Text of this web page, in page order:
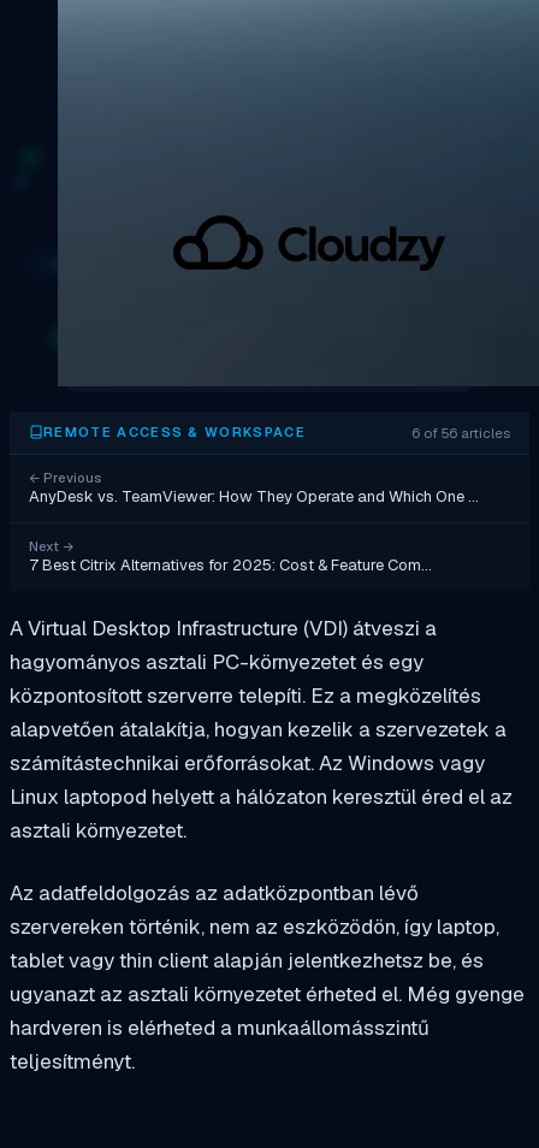
REMOTE ACCESS & WORKSPACE 6 of 56 articles
← Previous
AnyDesk vs. TeamViewer: How They Operate and Which One …
Next →
7 Best Citrix Alternatives for 2025: Cost & Feature Com…
A Virtual Desktop Infrastructure (VDI) átveszi a
hagyományos asztali PC-környezetet és egy
központosított szerverre telepíti. Ez a megközelítés
alapvetően átalakítja, hogyan kezelik a szervezetek a
számítástechnikai erőforrásokat. Az Windows vagy
Linux laptopod helyett a hálózaton keresztül éred el az
asztali környezetet.
Az adatfeldolgozás az adatközpontban lévő
szervereken történik, nem az eszközödön, így laptop,
tablet vagy thin client alapján jelentkezhetsz be, és
ugyanazt az asztali környezetet érheted el. Még gyenge
hardveren is elérheted a munkaállomásszintű
teljesítményt.